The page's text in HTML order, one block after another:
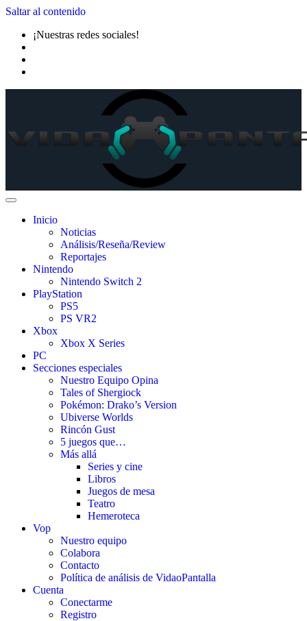
Saltar al contenido
¡Nuestras redes sociales!
Inicio
Noticias
Análisis/Reseña/Review
Reportajes
Nintendo
Nintendo Switch 2
PlayStation
PS5
PS VR2
Xbox
Xbox X Series
PC
Secciones especiales
Nuestro Equipo Opina
Tales of Shergiock
Pokémon: Drako’s Version
Ubiverse Worlds
Rincón Gust
5 juegos que…
Más allá
Series y cine
Libros
Juegos de mesa
Teatro
Hemeroteca
Vop
Nuestro equipo
Colabora
Contacto
Política de análisis de VidaoPantalla
Cuenta
Conectarme
Registro